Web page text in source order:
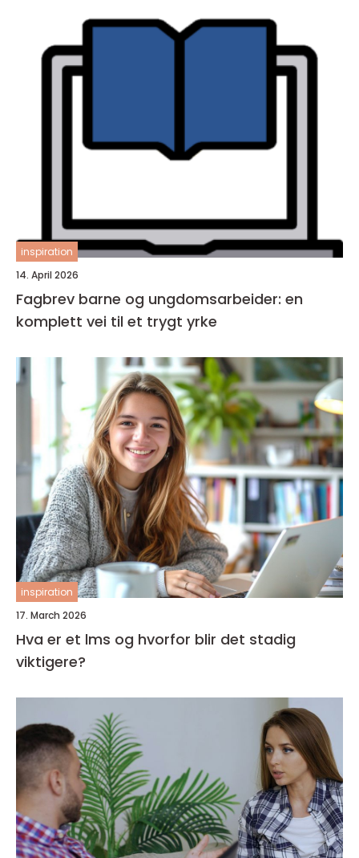
inspiration
14. April 2026
Fagbrev barne og ungdomsarbeider: en
komplett vei til et trygt yrke
inspiration
17. March 2026
Hva er et lms og hvorfor blir det stadig
viktigere?